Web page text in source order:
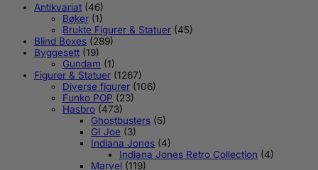
Antikvariat (46)
Bøker (1)
Brukte Figurer & Statuer (45)
Blind Boxes (289)
Byggesett (19)
Gundam (1)
Figurer & Statuer (1267)
Diverse figurer (106)
Funko POP (23)
Hasbro (473)
Ghostbusters (5)
GI Joe (3)
Indiana Jones (4)
Indiana Jones Retro Collection (4)
Marvel (119)